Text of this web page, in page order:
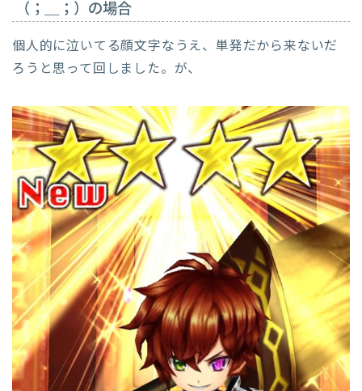
（；＿；）の場合
個人的に泣いてる顔文字なうえ、単発だから来ないだ
ろうと思って回しました。が、